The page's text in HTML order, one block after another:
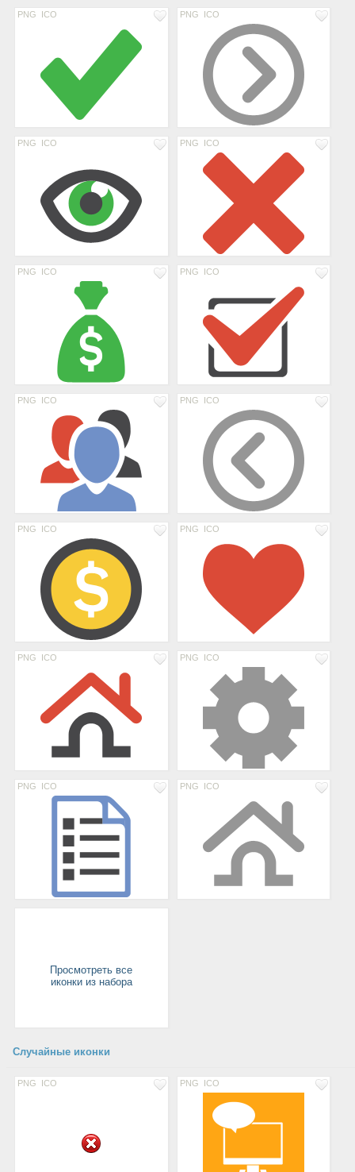
PNG ICO PNG ICO
PNG ICO PNG ICO
PNG ICO PNG ICO
PNG ICO PNG ICO
PNG ICO PNG ICO
PNG ICO PNG ICO
PNG ICO PNG ICO
Просмотреть все
иконки из набора
Случайные иконки
PNG ICO PNG ICO